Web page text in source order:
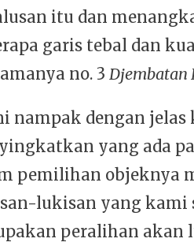
itu dan
garis tebal dan
no. 3 Djembatan
nampak dengan jelas
yang ada
pemilihan objeknya
lukisan yang kami
peralihan akan